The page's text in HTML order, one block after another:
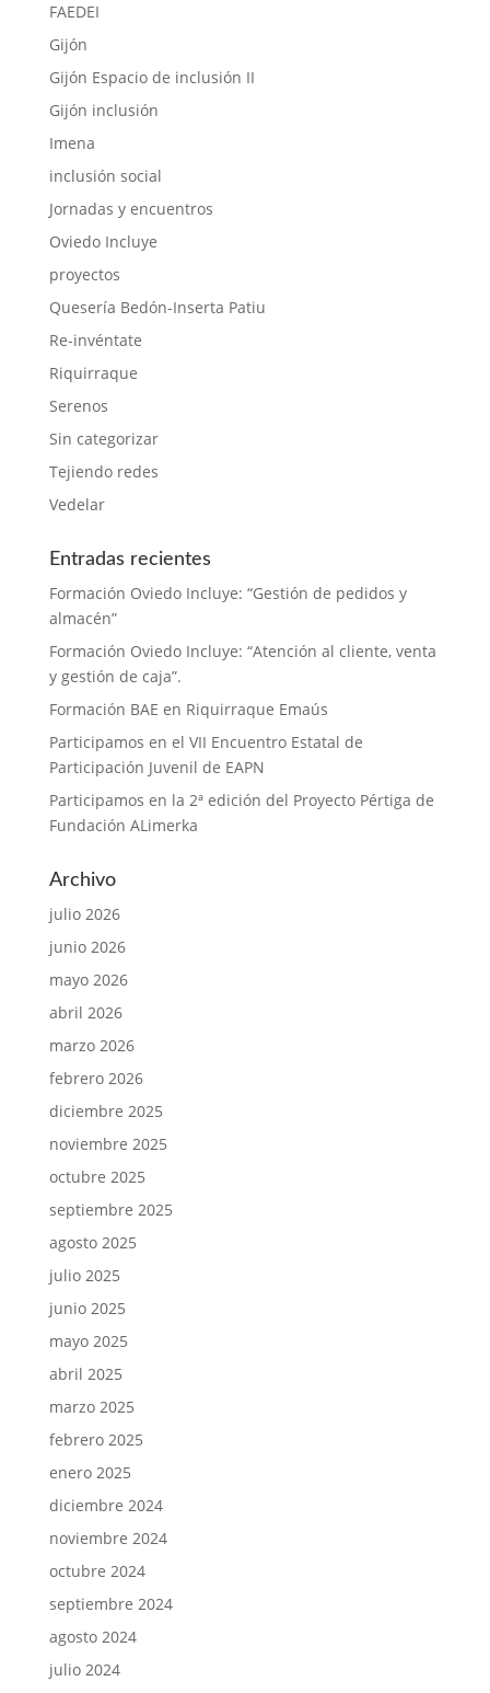
FAEDEI
Gijón
Gijón Espacio de inclusión II
Gijón inclusión
Imena
inclusión social
Jornadas y encuentros
Oviedo Incluye
proyectos
Quesería Bedón-Inserta Patiu
Re-invéntate
Riquirraque
Serenos
Sin categorizar
Tejiendo redes
Vedelar
Entradas recientes
Formación Oviedo Incluye: “Gestión de pedidos y
almacén”
Formación Oviedo Incluye: “Atención al cliente, venta
y gestión de caja”.
Formación BAE en Riquirraque Emaús
Participamos en el VII Encuentro Estatal de
Participación Juvenil de EAPN
Participamos en la 2ª edición del Proyecto Pértiga de
Fundación ALimerka
Archivo
julio 2026
junio 2026
mayo 2026
abril 2026
marzo 2026
febrero 2026
diciembre 2025
noviembre 2025
octubre 2025
septiembre 2025
agosto 2025
julio 2025
junio 2025
mayo 2025
abril 2025
marzo 2025
febrero 2025
enero 2025
diciembre 2024
noviembre 2024
octubre 2024
septiembre 2024
agosto 2024
julio 2024